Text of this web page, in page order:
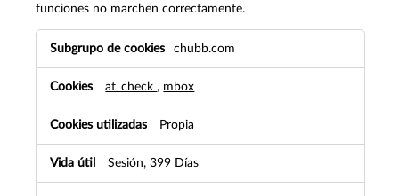
funciones no marchen correctamente.
de
funcionalidad
chubb.com
at_check, mbox
Propia
Sesión, 399 Días